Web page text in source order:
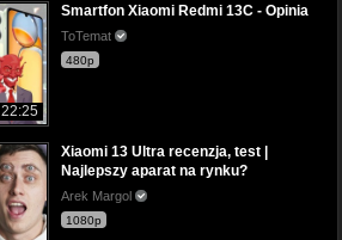
22:25
Smartfon Xiaomi Redmi 13C - Opinia
ToTemat
480p
Xiaomi 13 Ultra recenzja, test |
Najlepszy aparat na rynku?
Arek Margol
1080p